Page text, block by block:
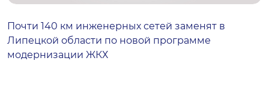
Почти 140 км инженерных сетей заменят в
Липецкой области по новой программе
модернизации ЖКХ